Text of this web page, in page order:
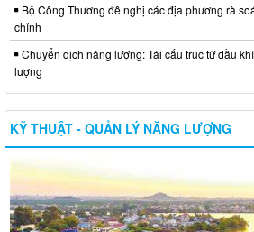
Bộ Công Thương đề nghị các địa phương rà
chỉnh
Chuyển dịch năng lượng: Tái cấu trúc từ dầu
lượng
KỸ THUẬT - QUẢN LÝ NĂNG LƯỢNG